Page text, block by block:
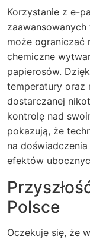
Korzystanie z e-
może ograniczać
chemiczne
papierosów.
temperatury oraz
dostarczanej
kontrolę nad
pokazują, że
na
efektów
Polsce
Oczekuje się, że